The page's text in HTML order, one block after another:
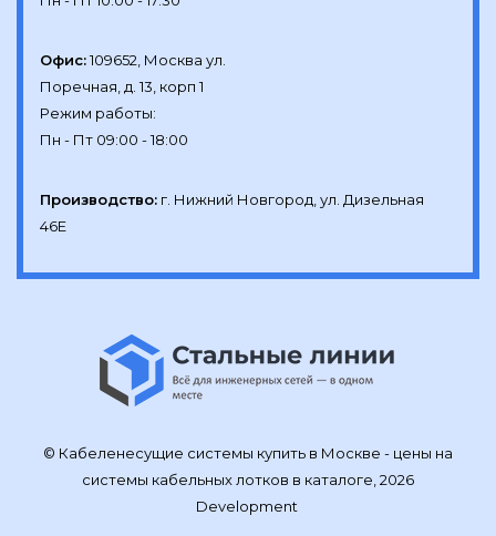
Офис:109652, Москва ул.
Поречная, д. 13, корп 1
Режим работы:
Производство: г. Нижний Новгород, ул. Дизельная
46Е
© Кабеленесущие системы купить в Москве - цены на
системы кабельных лотков в каталоге, 2026
Development